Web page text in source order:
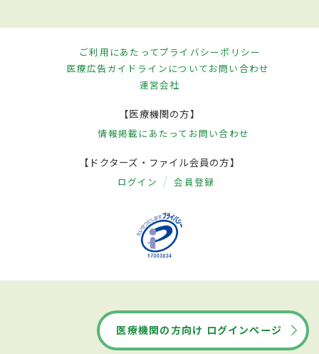
ご利用にあたってプライバシーポリシー
医療広告ガイドラインについてお問い合わせ
運営会社
【医療機関の方】
情報掲載にあたって お問い合わせ
【ドクターズ・ファイル会員の方】
ログイン 会員登録
医療機関の方向け ログインページ